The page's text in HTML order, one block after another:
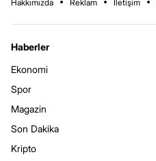
Hakkımızda Reklam İletişim
Haberler
Ekonomi
Spor
Magazin
Son Dakika
Kripto